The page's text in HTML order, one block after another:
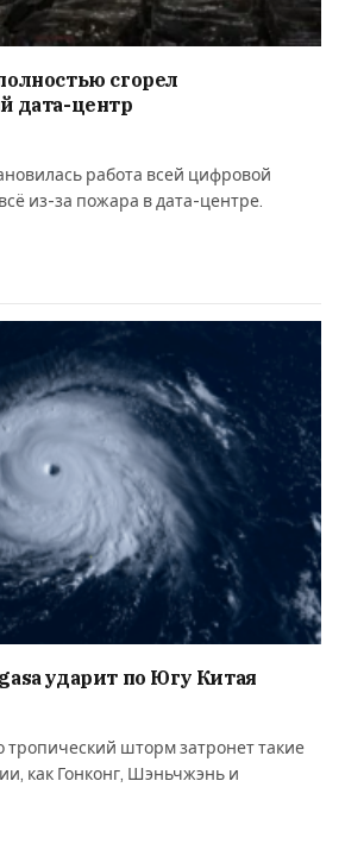
сгорел
дата-центр
работа всей цифровой
из-за пожара в дата-центре.
ударит по Югу Китая
тропический шторм затронет такие
как Гонконг, Шэньчжэнь и